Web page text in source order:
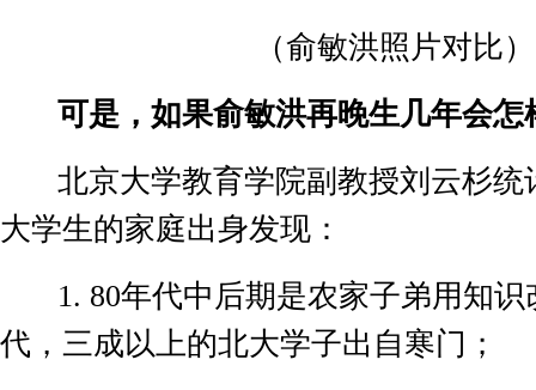
（俞敏洪照片对比）
可是，如果俞敏洪再晚生几年会怎
北京大学教育学院副教授刘云杉统
大学生的家庭出身发现：
1. 80年代中后期是农家子弟用知
代，三成以上的北大学子出自寒门；